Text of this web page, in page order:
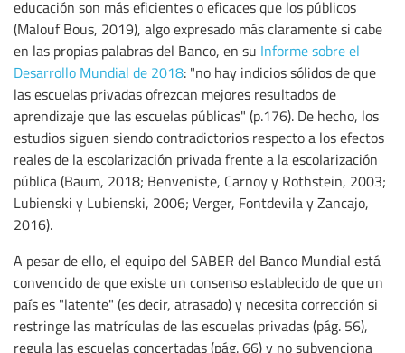
educación son más eficientes o eficaces que los públicos
(Malouf Bous, 2019), algo expresado más claramente si cabe
en las propias palabras del Banco, en su Informe sobre el
Desarrollo Mundial de 2018: "no hay indicios sólidos de que
las escuelas privadas ofrezcan mejores resultados de
aprendizaje que las escuelas públicas" (p.176). De hecho, los
estudios siguen siendo contradictorios respecto a los efectos
reales de la escolarización privada frente a la escolarización
pública (Baum, 2018; Benveniste, Carnoy y Rothstein, 2003;
Lubienski y Lubienski, 2006; Verger, Fontdevila y Zancajo,
2016).
A pesar de ello, el equipo del SABER del Banco Mundial está
convencido de que existe un consenso establecido de que un
país es "latente" (es decir, atrasado) y necesita corrección si
restringe las matrículas de las escuelas privadas (pág. 56),
regula las escuelas concertadas (pág. 66) y no subvenciona